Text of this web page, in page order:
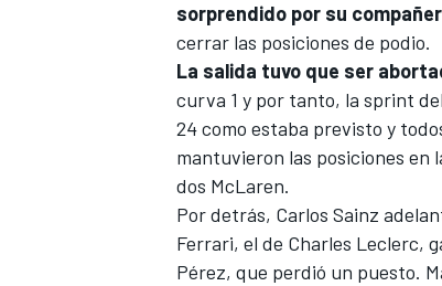
sorprendido por su
cerrar las posiciones de podio.
La salida tuvo que ser
curva 1 y por tanto, la sprint
24 como estaba previsto y
mantuvieron las posiciones en
dos McLaren.
Por detrás, Carlos Sainz
Ferrari, el de Charles Leclerc,
Pérez, que perdió un puesto.